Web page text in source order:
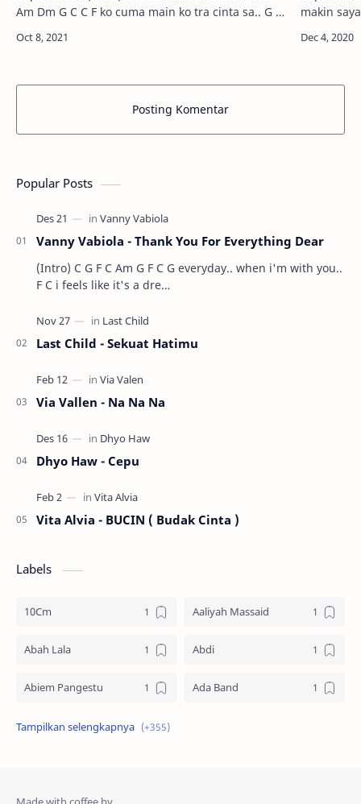
Am Dm G C C F ko cuma main ko tra cinta sa.. G C
makin sayang sama
Posting Komentar
Popular Posts
Vanny Vabiola - Thank You For Everything Dear
(Intro) C G F C Am G F C G everyday.. when i'm with you..
F C i feels like it's a dre…
Last Child - Sekuat Hatimu
Via Vallen - Na Na Na
Dhyo Haw - Cepu
Vita Alvia - BUCIN ( Budak Cinta )
Labels
10Cm Aaliyah Massaid
Abah Lala Abdi
Abiem Pangestu Ada Band
Ade La Muhu
Afgan